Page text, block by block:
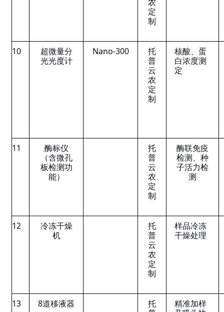
定
制
10
超微量分
光光度计
Nano-300
托
普
云
农
定
制
核酸、蛋
白浓度测
定
11
酶标仪
（含微孔
板检测功
能）
托
普
云
农
定
制
酶联免疫
检测、种
子活力检
测
12
冷冻干燥
机
托
普
云
农
定
制
样品冷冻
干燥处理
13 8道移液器
托
精准加样